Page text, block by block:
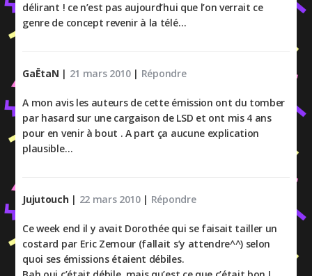
délirant ! ce n’est pas aujourd’hui que l’on verrait ce
genre de concept revenir à la télé…
GaËtaN | 21 mars 2010| Répondre
A mon avis les auteurs de cette émission ont du tomber
par hasard sur une cargaison de LSD et ont mis 4 ans
pour en venir à bout . A part ça aucune explication
plausible…
Jujutouch | 22 mars 2010| Répondre
Ce week end il y avait Dorothée qui se faisait tailler un
costard par Eric Zemour (fallait s’y attendre^^) selon
quoi ses émissions étaient débiles.